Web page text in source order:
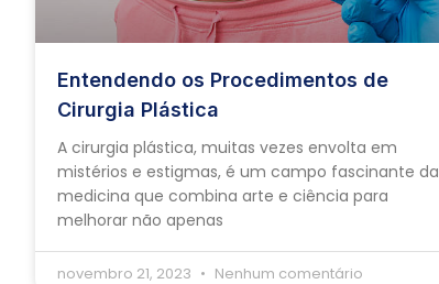
Entendendo os Procedimentos de
Cirurgia Plástica
A cirurgia plástica, muitas vezes envolta em
mistérios e estigmas, é um campo fascinante da
medicina que combina arte e ciência para
melhorar não apenas
novembro 21, 2023 Nenhum comentário